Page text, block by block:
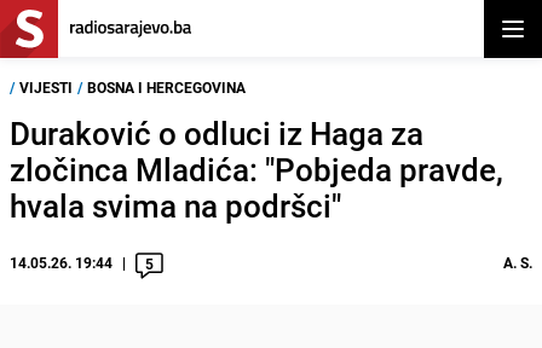
/ VIJESTI / BOSNA I HERCEGOVINA
Duraković o odluci iz Haga za
zločinca Mladića: "Pobjeda pravde,
hvala svima na podršci"
14.05.26. 19:44 5 A. S.